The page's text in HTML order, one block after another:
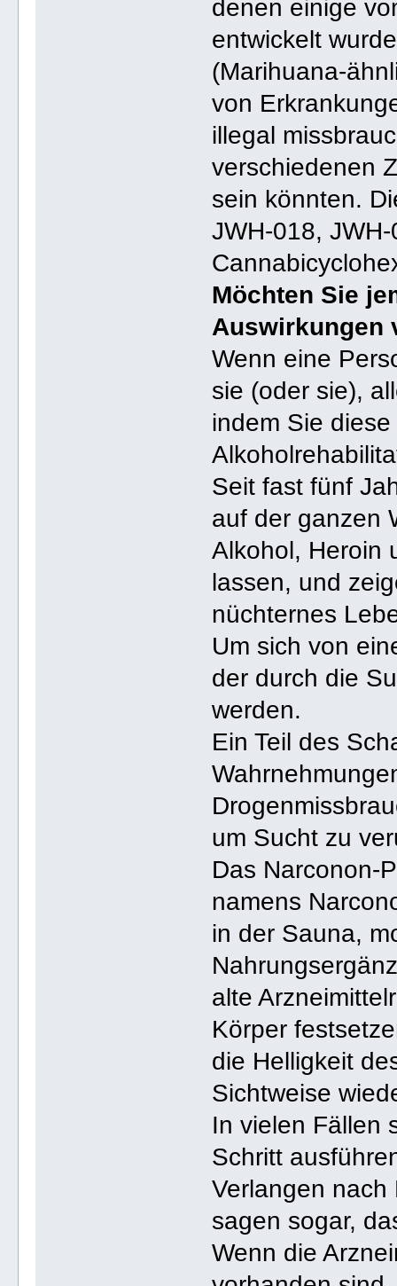
denen einige
entwickelt
(Marihuana-
von
illegal
verschiedenen
sein könnten.
JWH-018,
Möchten Sie
Auswirkungen
Wenn eine
sie (oder sie),
indem Sie
Seit fast fünf
auf der ganzen
Alkohol, Heroin
lassen, und
nüchternes
Um sich von
der durch die
werden.
Ein Teil des
um Sucht zu
Das Narconon-
namens
in der Sauna,
alte
Körper
die Helligkeit
Sichtweise
In vielen Fällen
Schritt
Verlangen nach
sagen sogar,
Wenn die